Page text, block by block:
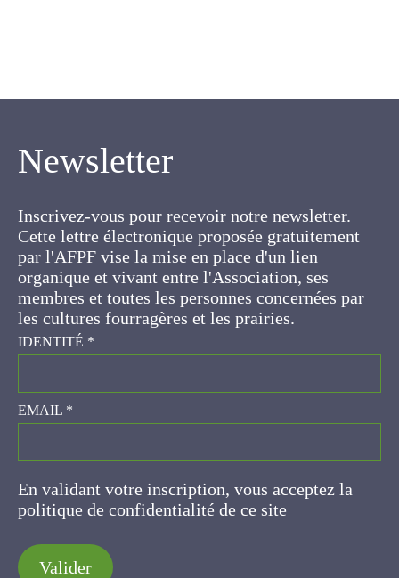
Newsletter
Cette lettre électronique proposée
gratuitement par l'AFPF vise la mise en place
d'un lien organique et vivant entre l'Association,
ses membres et toutes les personnes
concernées par les cultures fourragères et les
prairies.
IDENTITÉ*
EMAIL*
En validant votre inscription, vous acceptez la
politique de confidentialité de ce site
Valider